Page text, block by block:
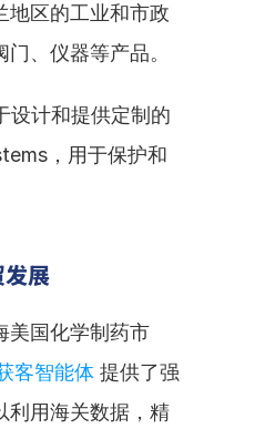
地区的工业和市政
、仪器等产品。
设计和提供定制的
，用于保护和
展
美国化学制药市
客智能体 提供了强
利用海关数据，精